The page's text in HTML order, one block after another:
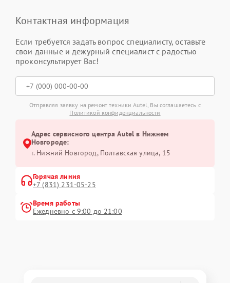
Контактная информация
Если требуется задать вопрос специалисту, оставьте
свои данные и дежурный специалист с радостью
проконсультирует Вас!
Отправляя заявку на ремонт техники Autel, Вы соглашаетесь с
Политикой конфиденциальности
Адрес сервисного центра Autel в Нижнем
Новгороде:
г. Нижний Новгород, Полтавская улица, 15
Горячая линия
+7 (831) 231-05-25
Время работы
Ежедневно с 9:00 до 21:00